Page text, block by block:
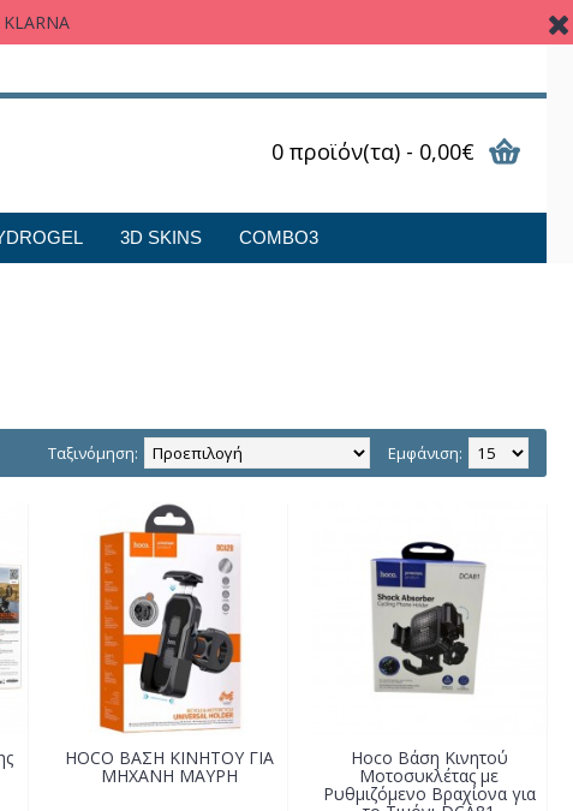
0 προϊόν(τα) - 0,00€
3D SKINS COMBO3
Εμφάνιση:
Ταξινόμηση:
HOCO ΒΑΣΗ ΚΙΝΗΤΟΥ ΓΙΑ
ΜΗΧΑΝΗ ΜΑΥΡΗ
Hoco Βάση Κινητού
Μοτοσυκλέτας με
Ρυθμιζόμενο Βραχίονα για